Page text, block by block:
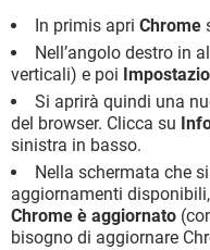
In primis apri Chrome
Nell’angolo destro in
verticali) e poi
Si aprirà quindi una
del browser. Clicca su
sinistra in basso.
Nella schermata che
aggiornamenti
Chrome è aggiornato
bisogno di aggiornare